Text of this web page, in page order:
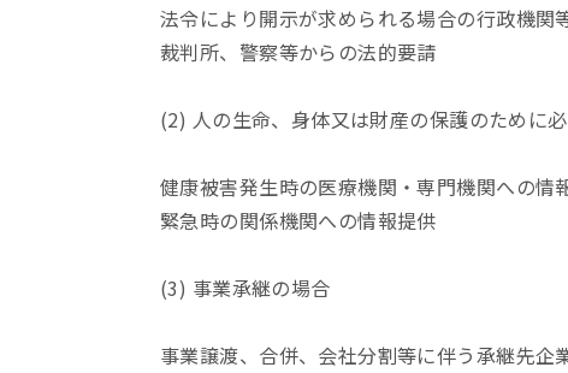
法令により開示が求められる場合の行政機関
裁判所、警察等からの法的要請
(2) 人の生命、身体又は財産の保護のために
健康被害発生時の医療機関・専門機関への情
緊急時の関係機関への情報提供
(3) 事業承継の場合
事業譲渡、合併、会社分割等に伴う承継先企